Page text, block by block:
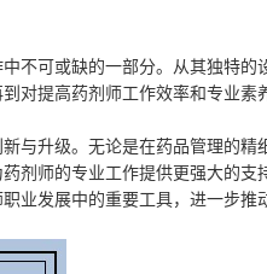
不可或缺的一部分。从其独特的
对提高药剂师工作效率和专业素
与升级。无论是在药品管理的精
剂师的专业工作提供更强大的支
业发展中的重要工具，进一步推